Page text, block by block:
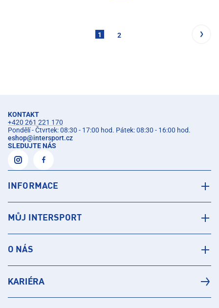
1 2
KONTAKT
+420 261 221 170
Pondělí - Čtvrtek: 08:30 - 17:00 hod. Pátek: 08:30 - 16:00 hod.
eshop@intersport.cz
SLEDUJTE NÁS
INFORMACE
MŮJ INTERSPORT
O NÁS
KARIÉRA